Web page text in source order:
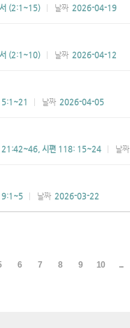
서 (2:1~15) 날짜 2026-04-19
서 (2:1~10) 날짜 2026-04-12
5:1~21 날짜 2026-04-05
21:42~46, 시편 118: 15~24 날짜
9:1~5 날짜 2026-03-22
6 7 8 9 10 ...